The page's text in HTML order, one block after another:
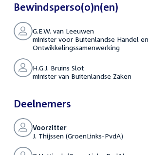
Bewindsperso(o)n(en)
G.E.W. van Leeuwen
minister voor Buitenlandse Handel en
Ontwikkelingssamenwerking
H.G.J. Bruins Slot
minister van Buitenlandse Zaken
Deelnemers
Voorzitter
J. Thijssen (GroenLinks-PvdA)